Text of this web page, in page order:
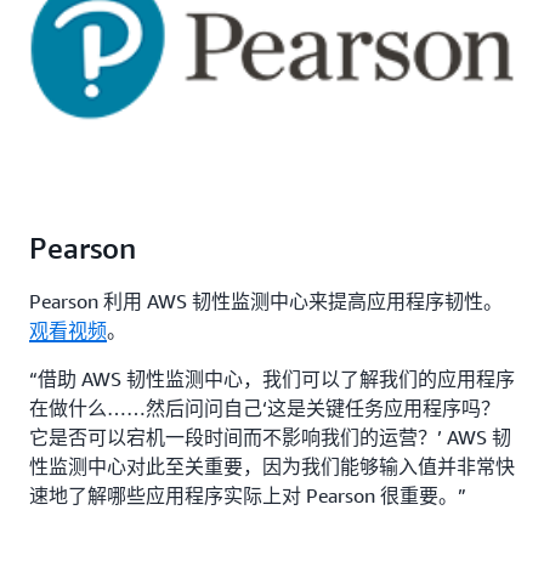
Pearson
Pearson 利用 AWS 韧性监测中心来提高应用程序韧性。
观看视频。
“借助 AWS 韧性监测中心，我们可以了解我们的应用程序
在做什么……然后问问自己‘这是关键任务应用程序吗？
它是否可以宕机一段时间而不影响我们的运营？’ AWS 韧
性监测中心对此至关重要，因为我们能够输入值并非常快
速地了解哪些应用程序实际上对 Pearson 很重要。”